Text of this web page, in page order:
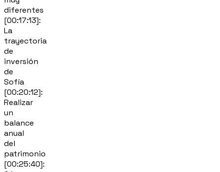
diferentes
[00:17:13]:
La
trayectoria
de
inversión
de
Sofía
[00:20:12]:
Realizar
un
balance
anual
del
patrimonio
[00:25:40]: